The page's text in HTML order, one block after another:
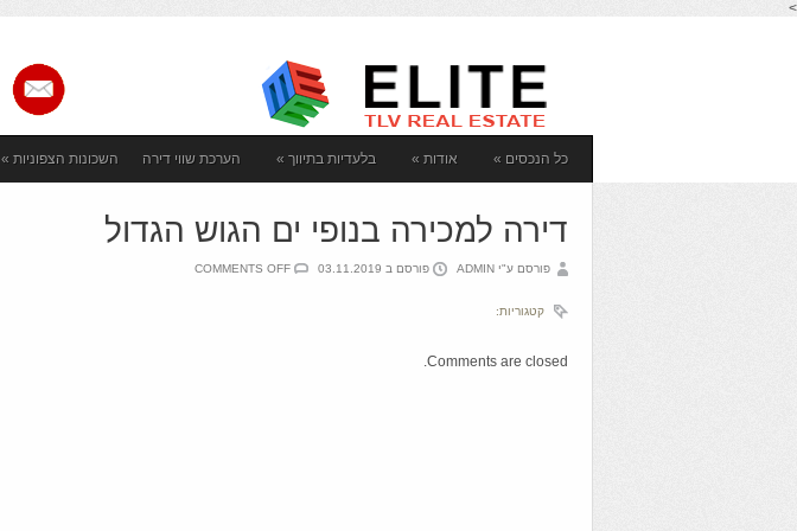
>
כל הנכסים » אודות » בלעדיות בתיווך » הערכת שווי דירה השכונות הצפוניות »
דירה למכירה בנופי ים הגוש הגדול
פורסם ע"י ADMIN פורסם ב 03.11.2019 COMMENTS OFF
ON
קטגוריות:
Comments are closed.